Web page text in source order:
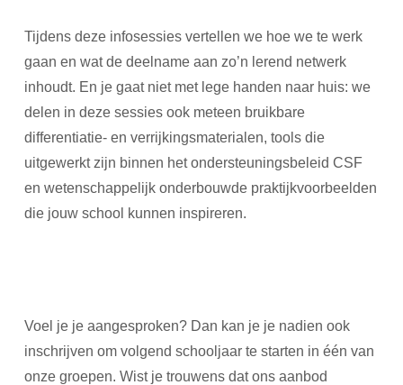
Tijdens deze infosessies vertellen we hoe we te werk
gaan en wat de deelname aan zo’n lerend netwerk
inhoudt. En je gaat niet met lege handen naar huis: we
delen in deze sessies ook meteen bruikbare
differentiatie- en verrijkingsmaterialen, tools die
uitgewerkt zijn binnen het ondersteuningsbeleid CSF
en wetenschappelijk onderbouwde praktijkvoorbeelden
die jouw school kunnen inspireren.
Voel je je aangesproken? Dan kan je je nadien ook
inschrijven om volgend schooljaar te starten in één van
onze groepen. Wist je trouwens dat ons aanbod